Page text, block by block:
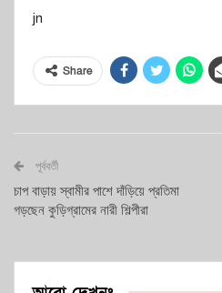
jn
Share
পূর্ববর্তী
চাপ বাড়ায় স্বামীর পাশে দাঁড়িয়ে প্রতিমা
গড়ছেন কুড়িগ্রামের নারী শিল্পীরা